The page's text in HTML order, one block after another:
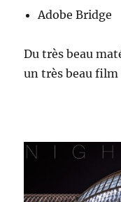
Adobe Bridge
Du très beau
un très beau film